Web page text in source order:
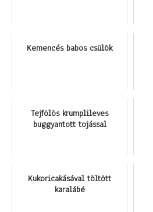
Kemencés babos csülök
Tejfölös krumplileves
buggyantott tojással
Kukoricakásával töltött
karalábé